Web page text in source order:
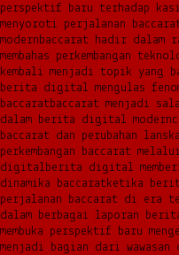
perspektif baru terhadap
menyoroti perjalanan
modern baccarat hadir dalam
membahas perkembangan
kembali menjadi topik yang
berita digital mengulas
baccaratbaccarat menjadi
dalam berita digital modern
baccarat dan perubahan
perkembangan baccarat
digital berita digital
dinamika baccaratketika
perjalanan baccarat di era
dalam berbagai laporan
membuka perspektif baru
menjadi bagian dari